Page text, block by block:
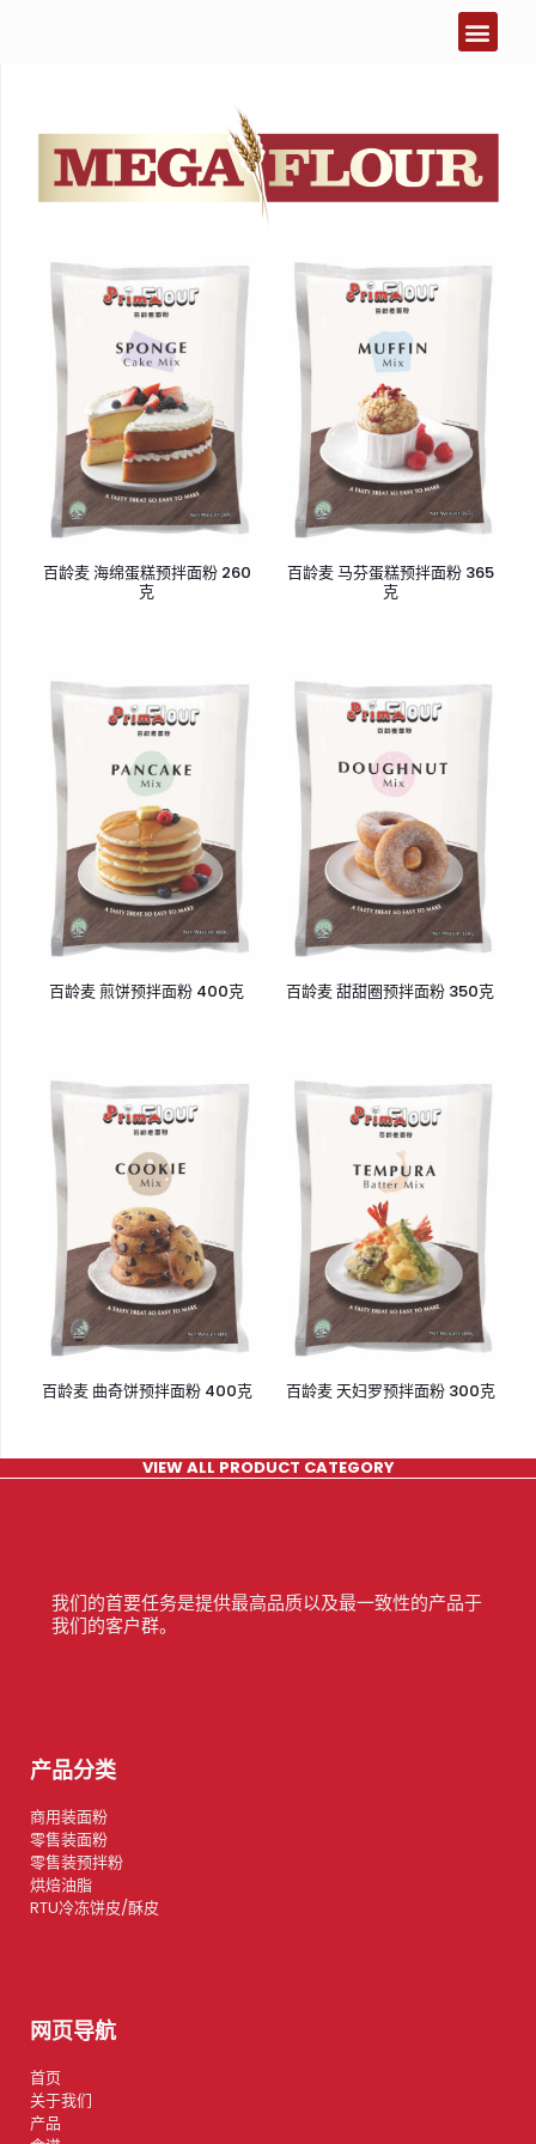
百龄麦 海绵蛋糕预拌面粉 260
克
百龄麦 马芬蛋糕预拌面粉 365
克
百龄麦 煎饼预拌面粉 400克 百龄麦 甜甜圈预拌面粉 350克
百龄麦 曲奇饼预拌面粉 400克 百龄麦 天妇罗预拌面粉 300克
VIEW ALL PRODUCT CATEGORY
我们的首要任务是提供最高品质以及最一致性的产品于
我们的客户群。
产品分类
商用装面粉
零售装面粉
零售装预拌粉
烘焙油脂
RTU冷冻饼皮/酥皮
网页导航
首页
关于我们
产品